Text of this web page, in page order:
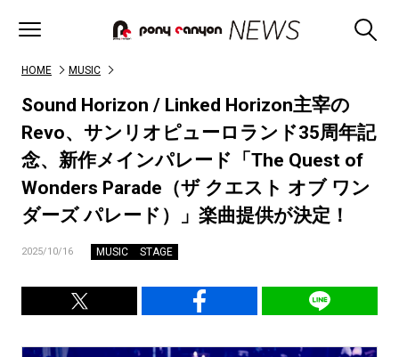
HOME MUSIC
Sound Horizon / Linked Horizon主宰の
Revo、サンリオピューロランド35周年記
念、新作メインパレード「The Quest of
Wonders Parade（ザ クエスト オブ ワン
ダーズ パレード）」楽曲提供が決定！
2025/10/16 MUSIC STAGE